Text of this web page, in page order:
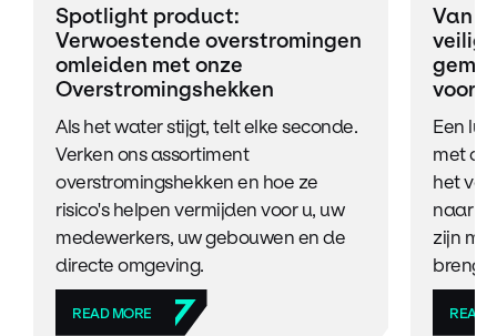
Spotlight product:
Verwoestende overstromingen
omleiden met onze
Overstromingshekken
Als het water stijgt, telt elke seconde.
Verken ons assortiment
overstromingshekken en hoe ze
risico's helpen vermijden voor u, uw
medewerkers, uw gebouwen en de
directe omgeving.
READ MORE
Van
voor
Een
met
het
naar
zijn
READ